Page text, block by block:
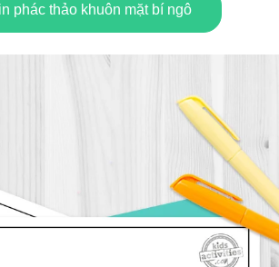
phác thảo khuôn mặt bí ngô